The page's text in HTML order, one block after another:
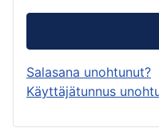
Salasana unohtunut?
Käyttäjätunnus